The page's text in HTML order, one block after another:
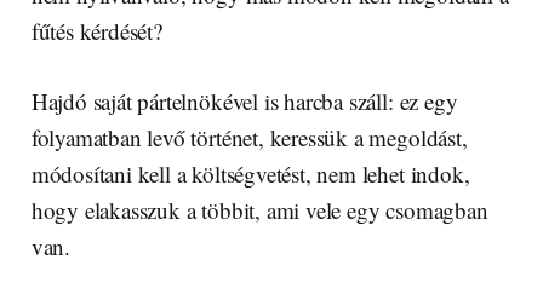
fűtés kérdését?
Hajdó saját pártelnökével is harcba száll: ez egy
folyamatban levő történet, keressük a megoldást,
módosítani kell a költségvetést, nem lehet indok,
hogy elakasszuk a többit, ami vele egy csomagban
van.